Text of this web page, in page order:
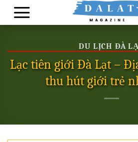
Skip
DU LỊCH ĐÀ
Lạc tiên giới Đà Lạt –
thu hút giới trẻ